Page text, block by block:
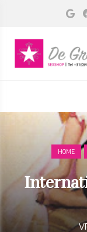
HOME